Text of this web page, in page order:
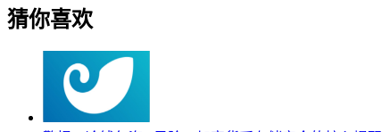
猜你喜欢